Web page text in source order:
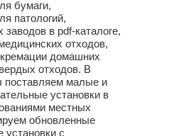
бумаги,
патологий,
в pdf-каталоге,
отходов,
домашних
отходов. В
поставляем малые и
установки в
местных
обновленные
установки с